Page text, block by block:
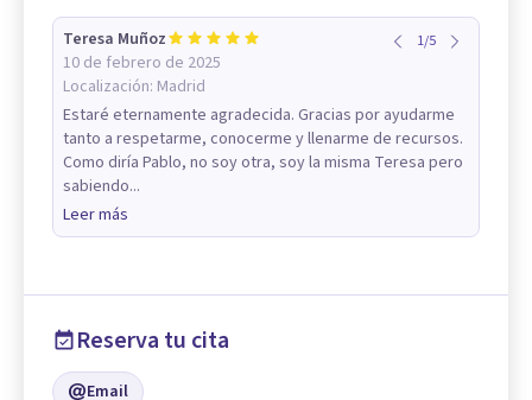
Teresa Muñoz
10 de febrero de 2025
Localización: Madrid
1/5
Estaré eternamente agradecida. Gracias por ayudarme
tanto a respetarme, conocerme y llenarme de recursos.
Como diría Pablo, no soy otra, soy la misma Teresa pero
sabiendo...
Leer más
Reserva tu cita
Email